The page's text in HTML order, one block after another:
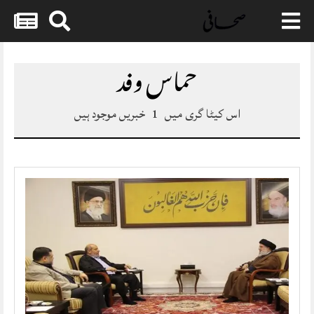
Skip
حماس وفداس کیٹا گری میں 1 خبریں موجود ہیں